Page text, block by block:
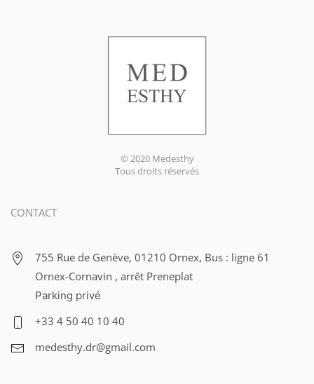
© 2020 Medesthy
Tous droits réservés
CONTACT
755 Rue de Genève, 01210 Ornex, Bus : ligne 61
Ornex-Cornavin , arrêt Preneplat
Parking privé
+33 4 50 40 10 40
medesthy.dr@gmail.com